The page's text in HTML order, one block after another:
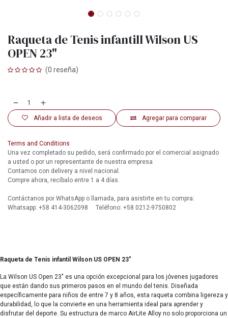
Raqueta de Tenis infantill Wilson US
OPEN 23"
(0 reseña)
Agregar para comparar
Añadir a lista de deseos
Terms and Conditions
Una vez completado su pedido, será confirmado por el comercial asignado
a usted o por un representante de nuestra empresa
Contamos con delivery a nivel nacional.
Compre ahora, recíbalo entre 1 a 4 días.
Contáctanos por WhatsApp o llamada, para asistirte en tu compra:
Whatsapp: +58 414-3062098 Teléfono: +58 0212-9750802
Raqueta de Tenis infantil Wilson US OPEN 23"
La Wilson US Open 23" es una opción excepcional para los jóvenes jugadores
que están dando sus primeros pasos en el mundo del tenis. Diseñada
específicamente para niños de entre 7 y 8 años, esta raqueta combina ligereza y
durabilidad, lo que la convierte en una herramienta ideal para aprender y
disfrutar del deporte. Su estructura de marco AirLite Alloy no solo proporciona un